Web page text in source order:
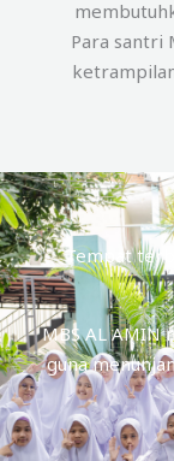
Para santri
Tempat
MBS AL
guna